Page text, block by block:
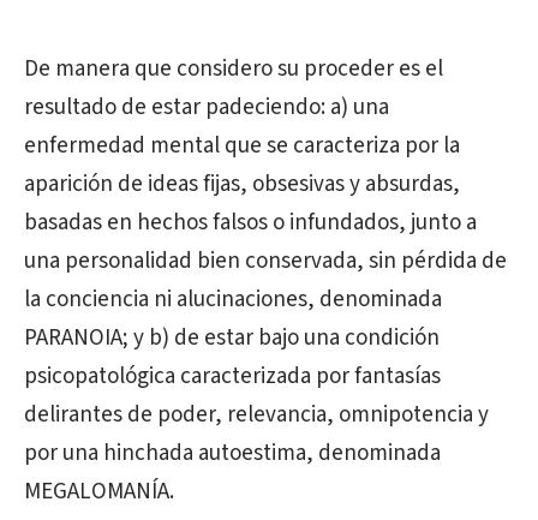
De manera que considero su proceder es el
resultado de estar padeciendo: a) una
enfermedad mental que se caracteriza por la
aparición de ideas fijas, obsesivas y absurdas,
basadas en hechos falsos o infundados, junto a
una personalidad bien conservada, sin pérdida de
la conciencia ni alucinaciones, denominada
PARANOIA; y b) de estar bajo una condición
psicopatológica caracterizada por fantasías
delirantes de poder, relevancia, omnipotencia y
por una hinchada autoestima, denominada
MEGALOMANÍA.